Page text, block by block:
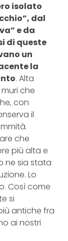
isolato
dal
e da
di queste
un
la
. Alta
che
con
il
che
più alta e
ne sia stata
Lo
Così come
si
antiche fra
ai nostri